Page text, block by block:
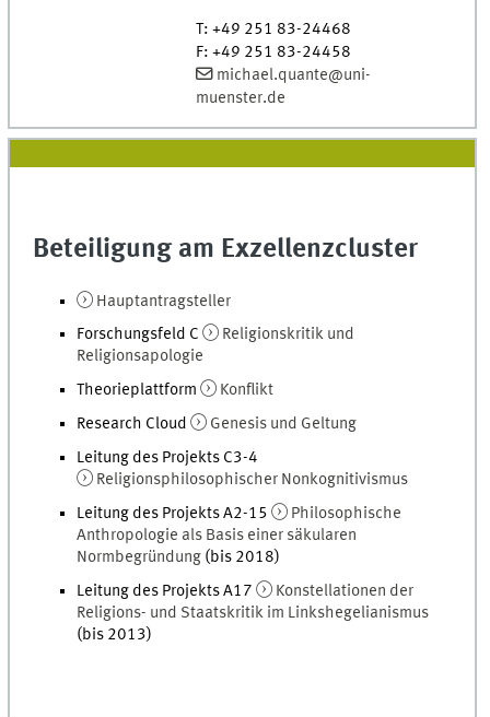
T: +49 251 83-24468
F: +49 251 83-24458
michael.quante@uni-
muenster.de
Beteiligung am Exzellenzcluster
Hauptantragsteller
Forschungsfeld C
Religionskritik und
Religionsapologie
Theorieplattform
Konflikt
Research Cloud
Genesis und Geltung
Leitung des Projekts C3-4
Religionsphilosophischer Nonkognitivismus
Leitung des Projekts A2-15
Philosophische
Anthropologie als Basis einer säkularen
Normbegründung (bis 2018)
Leitung des Projekts A17
Konstellationen der
Religions- und Staatskritik im Linkshegelianismus
(bis 2013)